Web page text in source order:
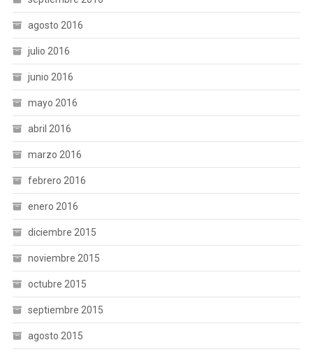
agosto 2016
julio 2016
junio 2016
mayo 2016
abril 2016
marzo 2016
febrero 2016
enero 2016
diciembre 2015
noviembre 2015
octubre 2015
septiembre 2015
agosto 2015